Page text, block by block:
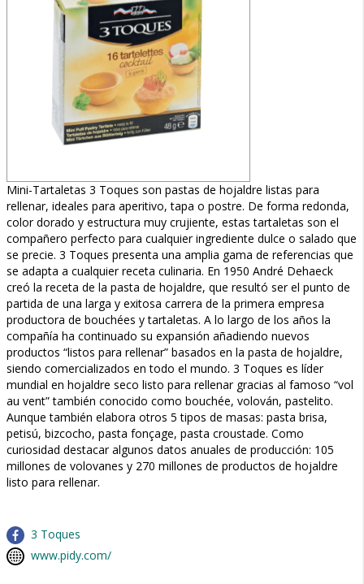
Mini-Tartaletas 3 Toques son pastas de hojaldre listas para
rellenar, ideales para aperitivo, tapa o postre. De forma redonda,
color dorado y estructura muy crujiente, estas tartaletas son el
compañero perfecto para cualquier ingrediente dulce o salado que
se precie. 3 Toques presenta una amplia gama de referencias que
se adapta a cualquier receta culinaria. En 1950 André Dehaeck
creó la receta de la pasta de hojaldre, que resultó ser el punto de
partida de una larga y exitosa carrera de la primera empresa
productora de bouchées y tartaletas. A lo largo de los años la
compañía ha continuado su expansión añadiendo nuevos
productos “listos para rellenar” basados en la pasta de hojaldre,
siendo comercializados en todo el mundo. 3 Toques es líder
mundial en hojaldre seco listo para rellenar gracias al famoso “vol
au vent” también conocido como bouchée, volován, pastelito.
Aunque también elabora otros 5 tipos de masas: pasta brisa,
petisú, bizcocho, pasta fonçage, pasta croustade. Como
curiosidad destacar algunos datos anuales de producción: 105
millones de volovanes y 270 millones de productos de hojaldre
listo para rellenar.
3 Toques
www.pidy.com/